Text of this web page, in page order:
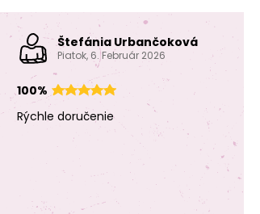
Manumi kreatívna
sada na
Manumi kreatívna
háčkovanie pán
Medvedík
Štefánia Urbančoková
Piatok, 6. Február 2026
100%
Rýchle doručenie